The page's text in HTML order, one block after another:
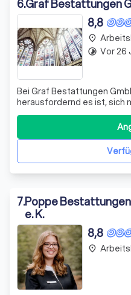
6.Graf Bestattungen
8,8
Bei Graf Bestattungen
herausfordernd es ist, sich
geliebten Menschen
Familienunternehmen liegt
engagieren uns dafür, Ihnen
Seite zu stehen und Ihnen
place
timelapse Vor 26
7.Poppe
e. K.
8,8
place